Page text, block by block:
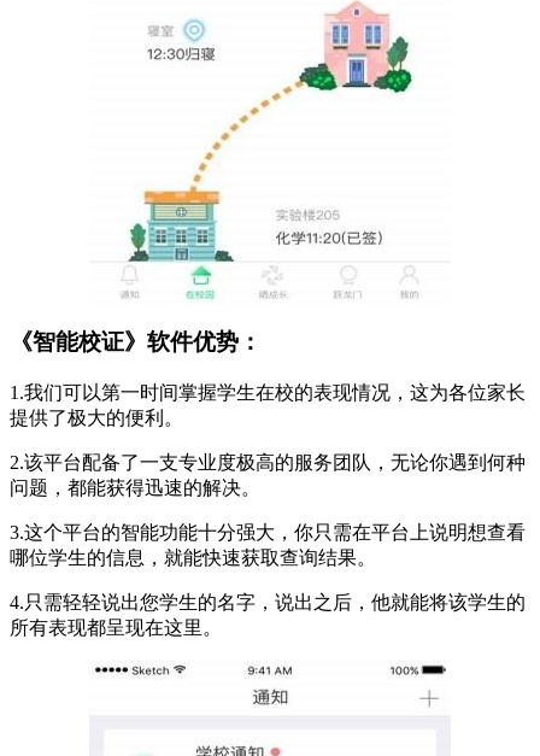
《智能校证》软件优势：
1.我们可以第一时间掌握学生在校的表现情况，这为各位家长
提供了极大的便利。
2.该平台配备了一支专业度极高的服务团队，无论你遇到何种
问题，都能获得迅速的解决。
3.这个平台的智能功能十分强大，你只需在平台上说明想查看
哪位学生的信息，就能快速获取查询结果。
4.只需轻轻说出您学生的名字，说出之后，他就能将该学生的
所有表现都呈现在这里。